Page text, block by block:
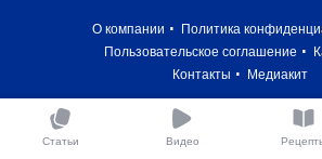
О компании
Политика
Пользовательское соглашение
Контакты
Медиакит
Статьи Видео